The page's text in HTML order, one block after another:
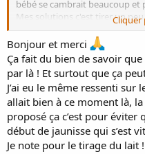
bébé se cambrait beaucoup et
Mes solutions c'est tirer un peu
mais je sais jamais trop
assez je lui propose le deuxième
Je donne aussi plusieurs fois le
J'allaite beaucoup allongée ou
elle est plus d'étendue, en fait
je la porte à la verticale qu'elle
Ça c'est sûr, même si des fois il
Si tu avais une bonne
Cliquer
Bonjour et merci
Ça fait du bien de savoir
par là ! Et surtout que ça
J’ai eu le même ressenti sur
allait bien à ce moment là,
proposé ça c’est pour éviter
début de jaunisse qui s’est
Je note pour le tirage du lait !